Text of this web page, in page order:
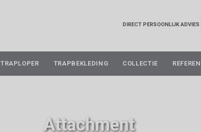
DIRECT PERSOONLIJK ADVIES
to
content
TRAPLOPER TRAPBEKLEDING COLLECTIE
Attachment